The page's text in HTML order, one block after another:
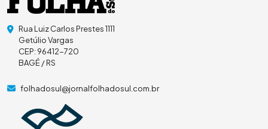
Rua Luiz Carlos Prestes 1111
Getúlio Vargas
CEP: 96412-720
BAGÉ / RS
folhadosul@jornalfolhadosul.com.br